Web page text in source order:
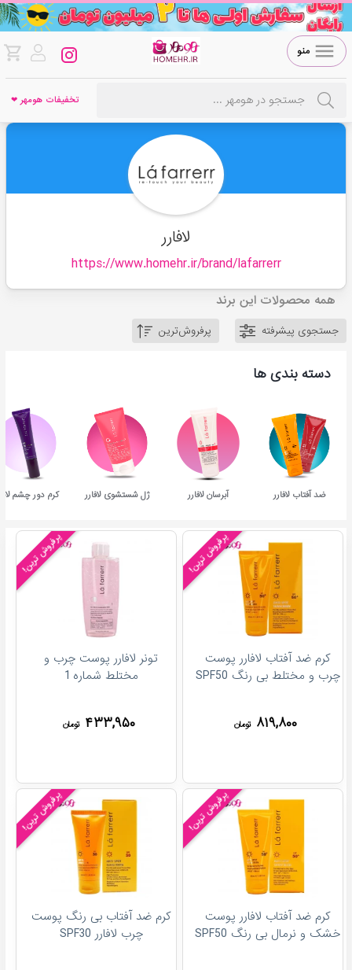
منو
تخفیفات هومهر ❤
لافارر
https://www.homehr.ir/brand/lafarrerr
همه محصولات این برند
جستجوی پیشرفته پرفروش‌ترین
دسته بندی ها
ضد آفتاب لافارر آبرسان لافارر ژل شستشوی لافارر کرم دور چشم
پرفروش ترین!
کرم ضد آفتاب لافارر پوست
چرب و مختلط بی رنگ SPF50
۸۱۹,۸۰۰ تومان
پرفروش ترین!
تونر لافارر پوست چرب و
مختلط شماره 1
۴۳۳,۹۵۰ تومان
پرفروش ترین!
کرم ضد آفتاب لافارر پوست
خشک و نرمال بی رنگ SPF50
پرفروش ترین!
کرم ضد آفتاب بی رنگ پوست
چرب لافارر SPF30